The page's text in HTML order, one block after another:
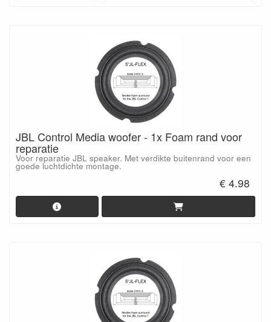
JBL Control Media woofer - 1x Foam rand voor
reparatie
Voor reparatie JBL speaker. Met verdikte buitenrand voor een
goede luchtdichte montage.
€ 4.98